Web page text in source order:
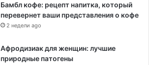
Бамбл кофе: рецепт напитка, который
перевернет ваши представления о кофе
2 недели ago
Афродизиак для женщин: лучшие
природные патогены